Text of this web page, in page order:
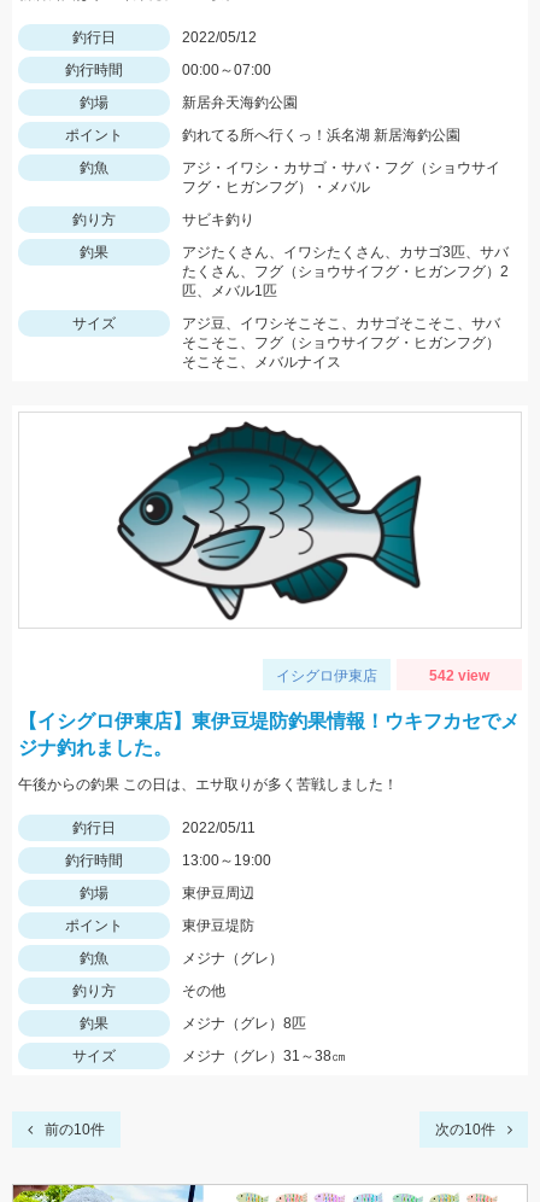
釣行日
2022/05/12
釣行時間
00:00～07:00
釣場
新居弁天海釣公園
ポイント
釣れてる所へ行くっ！浜名湖 新居海釣公園
釣魚
アジ・イワシ・カサゴ・サバ・フグ（ショウサイ
フグ・ヒガンフグ）・メバル
釣り方
サビキ釣り
釣果
アジたくさん、イワシたくさん、カサゴ3匹、サバ
たくさん、フグ（ショウサイフグ・ヒガンフグ）2
匹、メバル1匹
サイズ
アジ豆、イワシそこそこ、カサゴそこそこ、サバ
そこそこ、フグ（ショウサイフグ・ヒガンフグ）
そこそこ、メバルナイス
イシグロ伊東店 542 view
【イシグロ伊東店】東伊豆堤防釣果情報！ウキフカセでメ
ジナ釣れました。
午後からの釣果 この日は、エサ取りが多く苦戦しました！
釣行日
2022/05/11
釣行時間
13:00～19:00
釣場
東伊豆周辺
ポイント
東伊豆堤防
釣魚
メジナ（グレ）
釣り方
その他
釣果
メジナ（グレ）8匹
サイズ
メジナ（グレ）31～38㎝
前の10件 次の10件